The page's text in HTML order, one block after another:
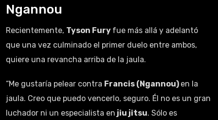
Ngannou
Recientemente, Tyson Fury fue más allá y adelantó
que una vez culminado el primer duelo entre ambos,
quiere una revancha arriba de la jaula.
“Me gustaría pelear contra Francis (Ngannou) en la
jaula. Creo que puedo vencerlo, seguro. Él no es un gran
luchador ni un especialista en jiu jitsu. Sólo es